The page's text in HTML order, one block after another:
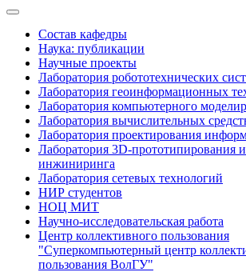
Состав кафедры
Наука: публикации
Научные проекты
Лаборатория робототехнических
Лаборатория геоинформационных
Лаборатория компьютерного
Лаборатория вычислительных
Лаборатория проектирования
Лаборатория 3D-прототипирования
инжиниринга
Лаборатория сетевых технологий
НИР студентов
НОЦ МИТ
Научно-исследовательская работа
Центр коллективного пользования
"Суперкомпьютерный центр
пользования ВолГУ"